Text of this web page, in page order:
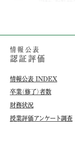
情報公表
認証評価
情報公表 INDEX
卒業（修了）者数
財務状況
授業評価アンケート調査